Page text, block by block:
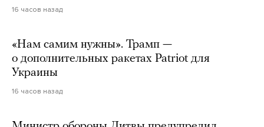
16 часов назад
«Нам самим нужны». Трамп —
о дополнительных ракетах Patriot для
Украины
16 часов назад